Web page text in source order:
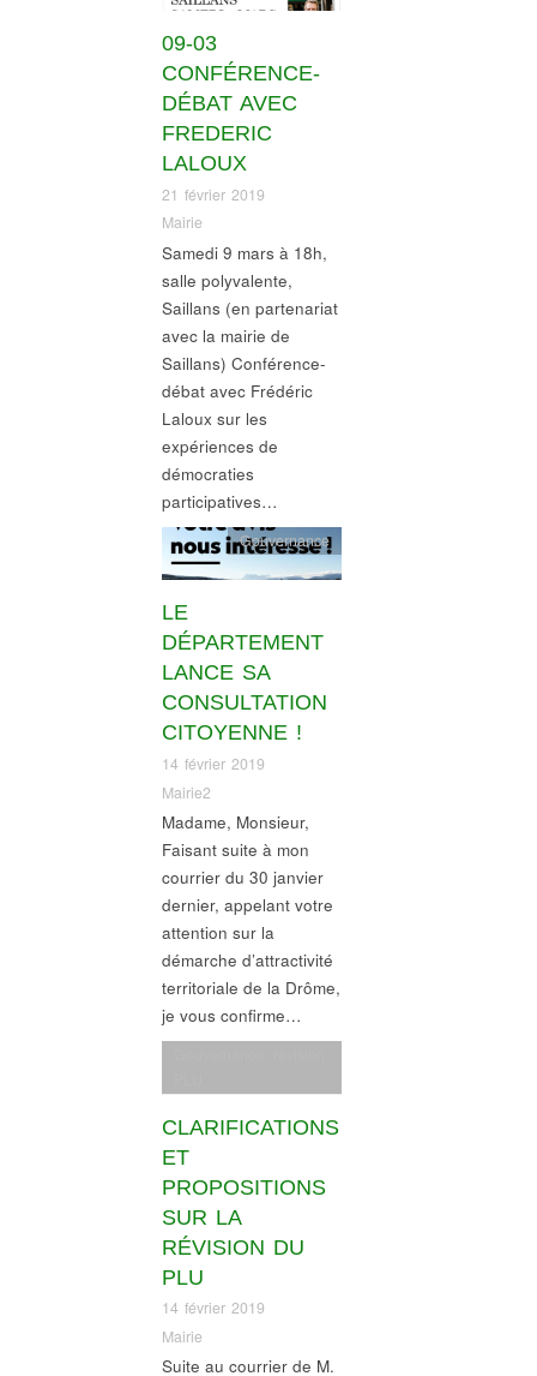
09-03
CONFÉRENCE-
DÉBAT AVEC
FREDERIC
LALOUX
21 février 2019
Mairie
Samedi 9 mars à 18h,
salle polyvalente,
Saillans (en partenariat
avec la mairie de
Saillans) Conférence-
débat avec Frédéric
Laloux sur les
expériences de
démocraties
participatives…
LE
DÉPARTEMENT
LANCE SA
CONSULTATION
CITOYENNE !
14 février 2019
Mairie2
Gouvernance
Madame, Monsieur,
Faisant suite à mon
courrier du 30 janvier
dernier, appelant votre
attention sur la
démarche d’attractivité
territoriale de la Drôme,
je vous confirme…
CLARIFICATIONS
ET
PROPOSITIONS
SUR LA
RÉVISION DU
PLU
14 février 2019
Mairie
Suite au courrier de M.